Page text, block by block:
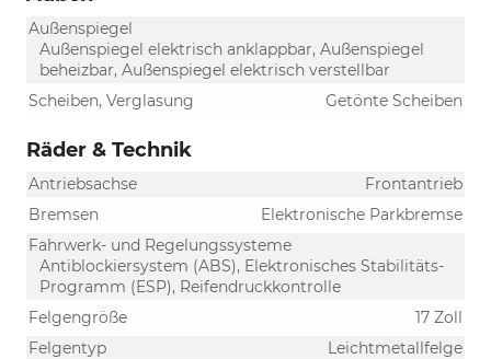
Außenspiegel
Außenspiegel elektrisch anklappbar, Außenspiegel
beheizbar, Außenspiegel elektrisch verstellbar
Scheiben, Verglasung
Getönte Scheiben
Räder & Technik
Antriebsachse
Frontantrieb
Bremsen
Elektronische Parkbremse
Fahrwerk- und Regelungssysteme
Antiblockiersystem (ABS), Elektronisches Stabilitäts-
Programm (ESP), Reifendruckkontrolle
Felgengröße
17 Zoll
Felgentyp
Leichtmetallfelge